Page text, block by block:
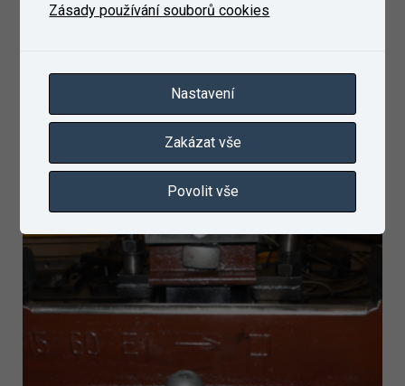
Zásady používání souborů cookies
Nastavení
Zakázat vše
Povolit vše